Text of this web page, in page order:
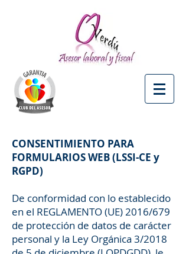
CONSENTIMIENTO PARA
FORMULARIOS WEB (LSSI-CE y
RGPD)
De conformidad con lo establecido
en el REGLAMENTO (UE) 2016/679
de protección de datos de carácter
personal y la Ley Orgánica 3/2018